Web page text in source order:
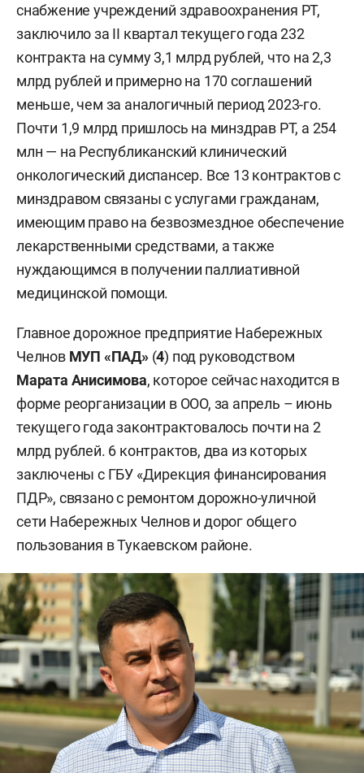
снабжение учреждений здравоохранения РТ,
заключило за II квартал текущего года 232
контракта на сумму 3,1 млрд рублей, что на 2,3
млрд рублей и примерно на 170 соглашений
меньше, чем за аналогичный период 2023-го.
Почти 1,9 млрд пришлось на минздрав РТ, а 254
млн — на Республиканский клинический
онкологический диспансер. Все 13 контрактов с
минздравом связаны с услугами гражданам,
имеющим право на безвозмездное обеспечение
лекарственными средствами, а также
нуждающимся в получении паллиативной
медицинской помощи.
Главное дорожное предприятие Набережных
Челнов МУП «ПАД»(4) под руководством
Марата Анисимова, которое сейчас находится в
форме реорганизации в ООО, за апрель – июнь
текущего года законтрактовалось почти на 2
млрд рублей. 6 контрактов, два из которых
заключены с ГБУ «Дирекция финансирования
ПДР», связано с ремонтом дорожно-уличной
сети Набережных Челнов и дорог общего
пользования в Тукаевском районе.